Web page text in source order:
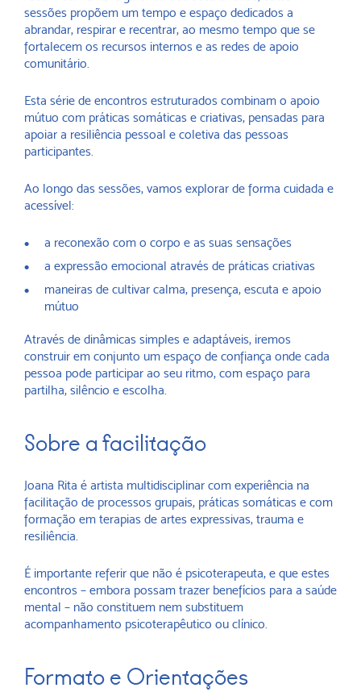
sessões propõem um tempo e espaço dedicados a
abrandar, respirar e recentrar, ao mesmo tempo que se
fortalecem os recursos internos e as redes de apoio
comunitário.
Esta série de encontros estruturados combinam o apoio
mútuo com práticas somáticas e criativas, pensadas para
apoiar a resiliência pessoal e coletiva das pessoas
participantes.
Ao longo das sessões, vamos explorar de forma cuidada e
acessível:
a reconexão com o corpo e as suas sensações
a expressão emocional através de práticas criativas
maneiras de cultivar calma, presença, escuta e apoio
mútuo
Através de dinâmicas simples e adaptáveis, iremos
construir em conjunto um espaço de confiança onde cada
pessoa pode participar ao seu ritmo, com espaço para
partilha, silêncio e escolha.
Sobre a facilitação
Joana Rita é artista multidisciplinar com experiência na
facilitação de processos grupais, práticas somáticas e com
formação em terapias de artes expressivas, trauma e
resiliência.
É importante referir que não é psicoterapeuta, e que estes
encontros – embora possam trazer benefícios para a saúde
mental – não constituem nem substituem
acompanhamento psicoterapêutico ou clínico.
Formato e Orientações